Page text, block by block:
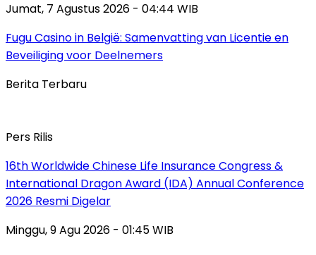
Jumat, 7 Agustus 2026 - 04:44 WIB
Fugu Casino in België: Samenvatting van Licentie en
Beveiliging voor Deelnemers
Berita Terbaru
Pers Rilis
16th Worldwide Chinese Life Insurance Congress &
International Dragon Award (IDA) Annual Conference
2026 Resmi Digelar
Minggu, 9 Agu 2026 - 01:45 WIB